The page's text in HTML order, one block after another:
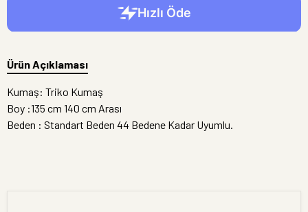
Ürün Açıklaması
Kumaş: Triko Kumaş
Boy :135 cm 140 cm Arası
Beden : Standart Beden 44 Bedene Kadar Uyumlu.